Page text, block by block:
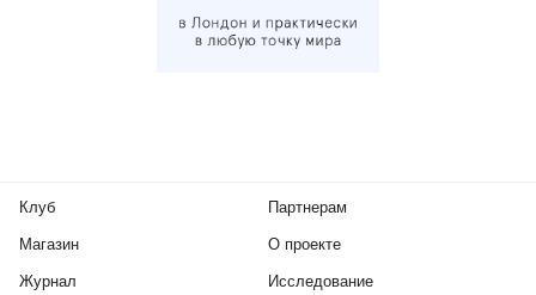
Клуб
Магазин
Журнал
Партнерам
О проекте
Исследование